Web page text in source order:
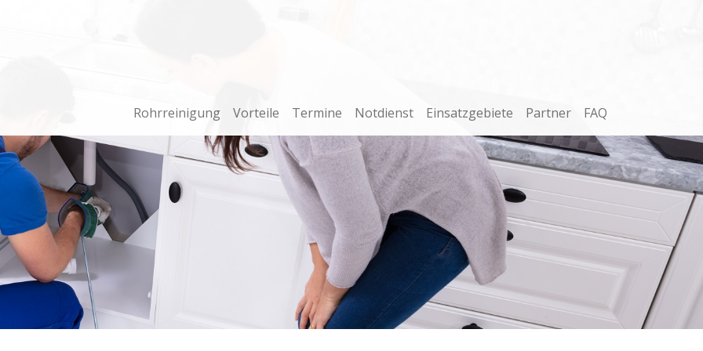
Rohrreinigung Vorteile Termine Notdienst Einsatzgebiete Partner FAQ